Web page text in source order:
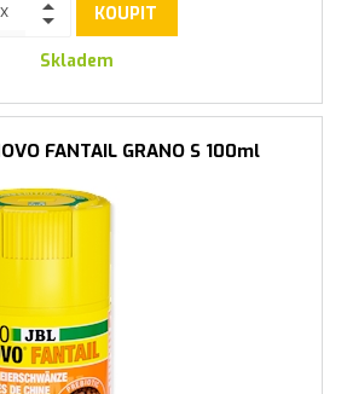
KOUPIT
Skladem
FANTAIL GRANO S 100ml